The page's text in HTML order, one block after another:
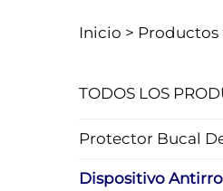
Inicio > Productos
TODOS LOS
Protector Bucal
Dispositivo